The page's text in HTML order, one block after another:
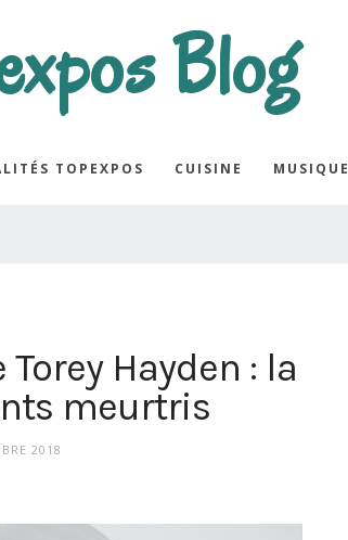
Blog
TOPEXPOS CUISINE MUSIQUE
Hayden : la
meurtris
2018